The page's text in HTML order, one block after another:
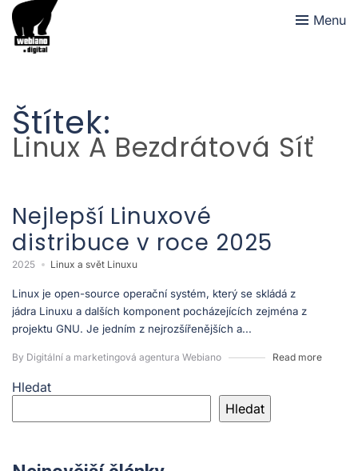
Menu
Štítek:
Linux A Bezdrátová Síť
Nejlepší Linuxové
distribuce v roce 2025
2025 Linux a svět Linuxu
Linux je open-source operační systém, který se skládá z
jádra Linuxu a dalších komponent pocházejících zejména z
projektu GNU. Je jedním z nejrozšířenějších a...
By Digitální a marketingová agentura Webiano Read more
Hledat
Hledat